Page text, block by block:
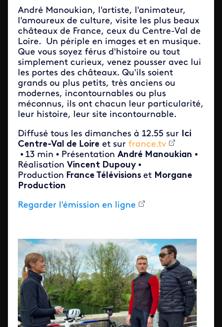
André Manoukian, l'artiste, l'animateur,
l'amoureux de culture, visite les plus beaux
châteaux de France, ceux du Centre-Val de
Loire. Un périple en images et en musique.
Que vous soyez férus d'histoire ou tout
simplement curieux, venez pousser avec lui
les portes des châteaux. Qu'ils soient
grands ou plus petits, très anciens ou
modernes, incontournables ou plus
méconnus, ils ont chacun leur particularité,
leur histoire, leur site incontournable.
Diffusé tous les dimanches à 12.55 sur Ici
Centre-Val de Loire et sur france.tv
• 13 min • Présentation André Manoukian •
Réalisation Vincent Dupouy•
Production France Télévisions et Morgane
Production
Regarder l'émission en ligne